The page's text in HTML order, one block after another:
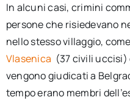
In alcuni casi, crimini
persone che risiedevano
nello stesso villaggio,
Vlasenica (37 civili uccisi)
vengono giudicati a
tempo erano membri